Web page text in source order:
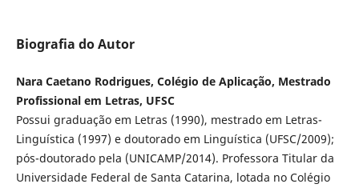
Biografia do Autor
Nara Caetano Rodrigues, Colégio de Aplicação, Mestrado
Profissional em Letras, UFSC
Possui graduação em Letras (1990), mestrado em Letras-
Linguística (1997) e doutorado em Linguística (UFSC/2009);
pós-doutorado pela (UNICAMP/2014). Professora Titular da
Universidade Federal de Santa Catarina, lotada no Colégio